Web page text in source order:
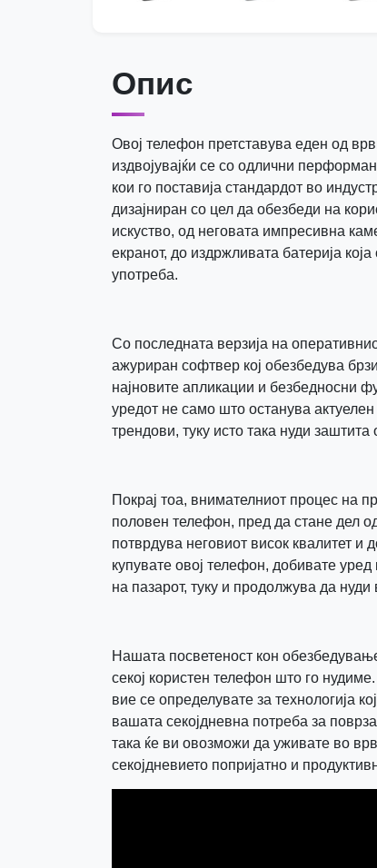
Опис
Овој телефон претставува еден од
издвојувајќи се со одлични
кои го поставија стандардот во
дизајниран со цел да обезбеди на
искуство, од неговата импресивна
екранот, до издржливата батерија
употреба.
Со последната верзија на
ажуриран софтвер кој обезбедува
најновите апликации и безбедносни
уредот не само што останува
трендови, туку исто така нуди
Покрај тоа, внимателниот процес на
половен телефон, пред да стане дел
потврдува неговиот висок квалитет и
купувате овој телефон, добивате
на пазарот, туку и продолжува да
Нашата посветеност кон
секој користен телефон што го
вие се определувате за технологија
вашата секојдневна потреба за
така ќе ви овозможи да уживате во
секојдневието попријатно и